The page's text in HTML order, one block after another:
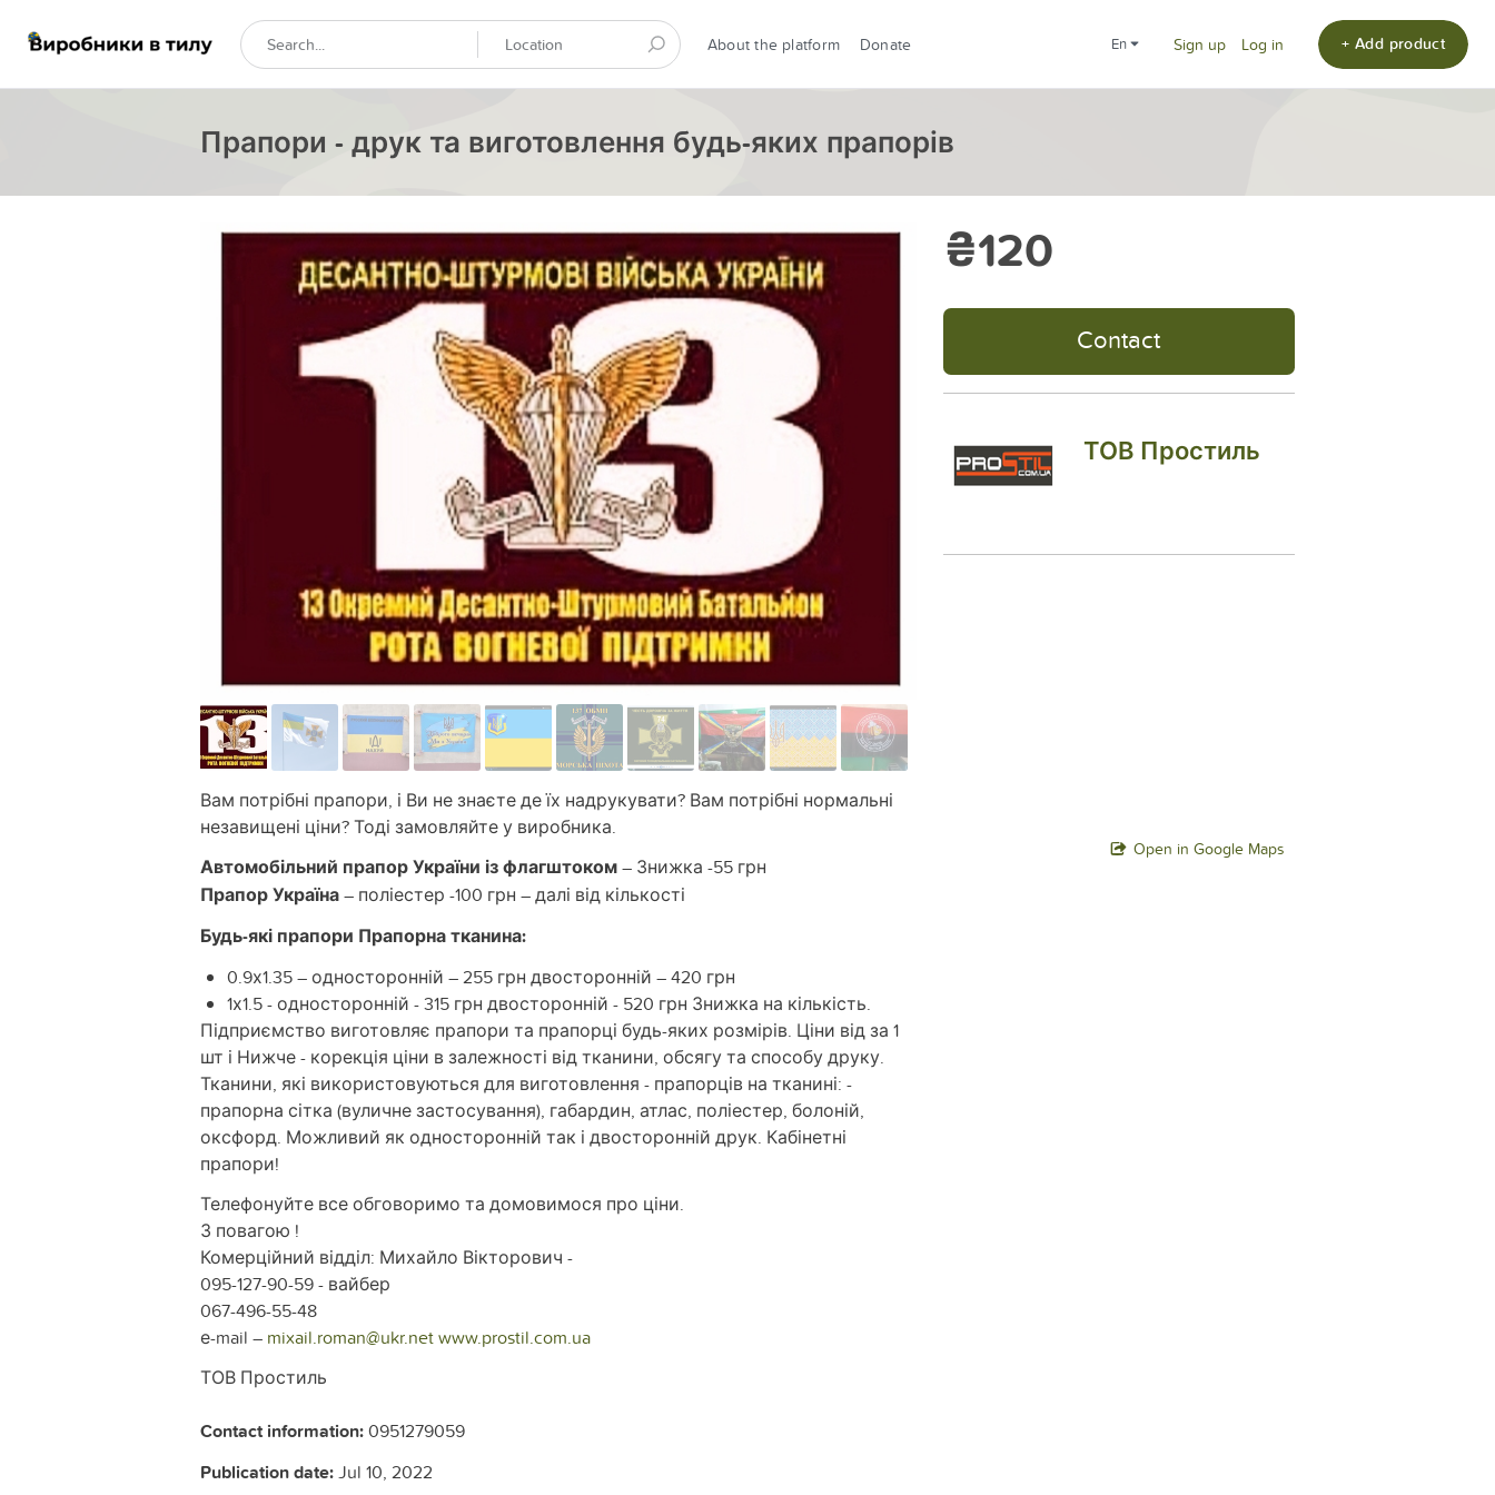
About the platform Donate en Sign up Log in + Add product
Прапори - друк та виготовлення будь-яких прапорів
Вам потрібні прапори, і Ви не знаєте де їх надрукувати? Вам потрібні нормальні
незавищені ціни? Тоді замовляйте у виробника.
Автомобільний прапор України із флагштоком– Знижка -55 грн
Прапор Україна– поліестер -100 грн – далі від кількості
Будь-які прапори Прапорна тканина:
0.9х1.35 – односторонній – 255 грн двосторонній – 420 грн
1х1.5 - односторонній - 315 грн двосторонній - 520 грн Знижка на кількість.
Підприємство виготовляє прапори та прапорці будь-яких розмірів. Ціни від за 1
шт і Нижче - корекція ціни в залежності від тканини, обсягу та способу друку.
Тканини, які використовуються для виготовлення - прапорців на тканині: -
прапорна сітка (вуличне застосування), габардин, атлас, поліестер, болоній,
оксфорд. Можливий як односторонній так і двосторонній друк. Кабінетні
прапори!
Телефонуйте все обговоримо та домовимося про ціни.
З повагою !
Комерційний відділ: Михайло Вікторович -
095-127-90-59 - вайбер
067-496-55-48
е-mail – mixail.roman@ukr.netwww.prostil.com.ua
ТОВ Простиль
Contact information:0951279059
Publication date:Jul 10, 2022
₴120
Contact
ТОВ Простиль
Open in Google Maps